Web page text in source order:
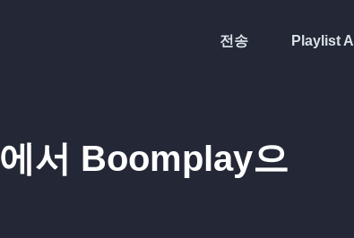
전송 Playlist AI
에서 Boomplay으